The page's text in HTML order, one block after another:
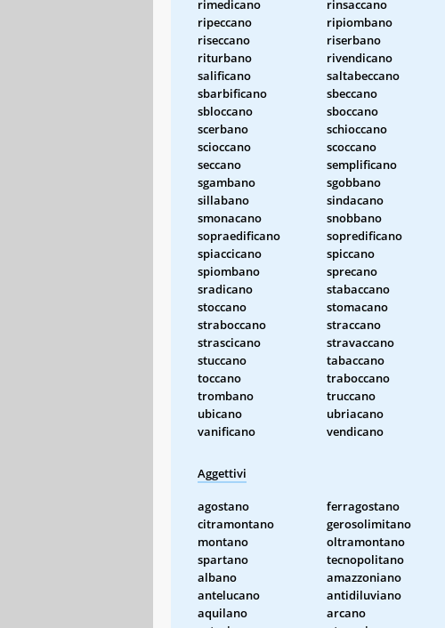
rimedicano
rinsaccano
ripeccano
ripiombano
riseccano
riserbano
riturbano
rivendicano
salificano
saltabeccano
sbarbificano
sbeccano
sbloccano
sboccano
scerbano
schioccano
scioccano
scoccano
seccano
semplificano
sgambano
sgobbano
sillabano
sindacano
smonacano
snobbano
sopraedificano
sopredificano
spiaccicano
spiccano
spiombano
sprecano
sradicano
stabaccano
stoccano
stomacano
straboccano
straccano
strascicano
stravaccano
stuccano
tabaccano
toccano
traboccano
trombano
truccano
ubicano
ubriacano
vanificano
vendicano
Aggettivi
agostano ferragostano
citramontano
gerosolimitano
montano
oltramontano
spartano
tecnopolitano
albano
amazzoniano
antelucano
antidiluviano
aquilano
arcano